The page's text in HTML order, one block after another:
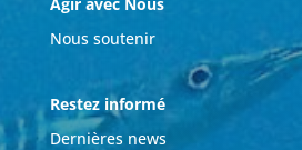
Nous soutenir
Restez informé
Dernières news